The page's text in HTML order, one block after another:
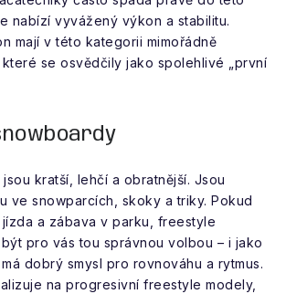
nabízí vyvážený výkon a stabilitu.
mají v této kategorii mimořádně
se osvědčily jako spolehlivé „první
kratší, lehčí a obratnější. Jsou
ve snowparcích, skoky a triky. Pokud
a zábava v parku, freestyle
pro vás tou správnou volbou – i jako
dobrý smysl pro rovnováhu a rytmus.
na progresivní freestyle modely,